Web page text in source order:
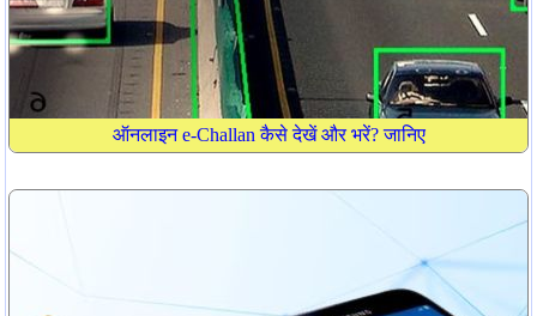
ऑनलाइन e-Challan कैसे देखें और भरें? जानिए